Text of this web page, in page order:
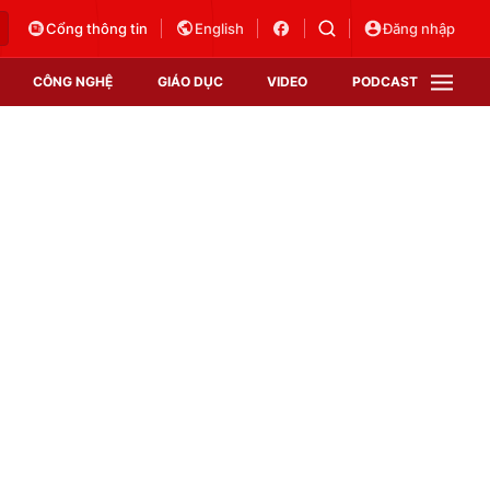
Cổng thông tin English Đăng nhập
CÔNG NGHỆ GIÁO DỤC VIDEO PODCAST